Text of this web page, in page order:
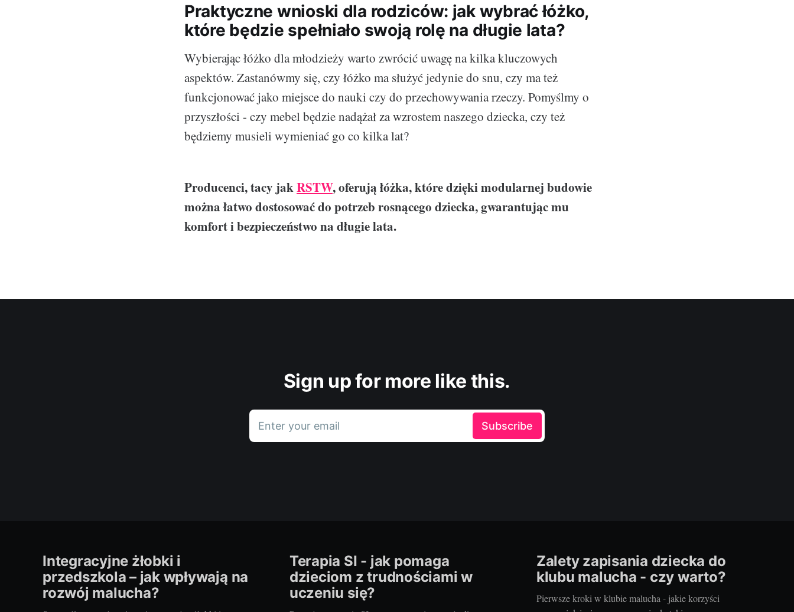
Praktyczne wnioski dla rodziców: jak wybrać łóżko,
które będzie spełniało swoją rolę na długie lata?
Wybierając łóżko dla młodzieży warto zwrócić uwagę na kilka kluczowych
aspektów. Zastanówmy się, czy łóżko ma służyć jedynie do snu, czy ma też
funkcjonować jako miejsce do nauki czy do przechowywania rzeczy. Pomyślmy o
przyszłości - czy mebel będzie nadążał za wzrostem naszego dziecka, czy też
będziemy musieli wymieniać go co kilka lat?
Producenci, tacy jakRSTW, oferują łóżka, które dzięki modularnej budowie
można łatwo dostosować do potrzeb rosnącego dziecka, gwarantując mu
komfort i bezpieczeństwo na długie lata.
Sign up for more like this.
Enter your email Subscribe
Integracyjne żłobki i
przedszkola – jak wpływają na
rozwój malucha?
Terapia SI - jak pomaga
dzieciom z trudnościami w
uczeniu się?
Zalety zapisania dziecka do
klubu malucha - czy warto?
Pierwsze kroki w klubie malucha - jakie korzyści